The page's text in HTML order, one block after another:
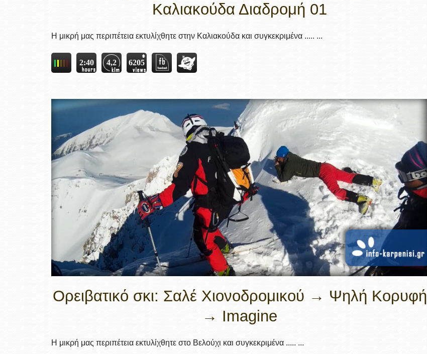
Καλιακούδα Διαδρομή 01
Η μικρή μας περιπέτεια εκτυλίχθητε στην Καλιακούδα και συγκεκριμένα ..... ...
2:40 4,2 6205
Ορειβατικό σκι: Σαλέ Χιονοδρομικού → Ψηλή Κορυφή
→ Imagine
Η μικρή μας περιπέτεια εκτυλίχθητε στο Βελούχι και συγκεκριμένα ..... ...